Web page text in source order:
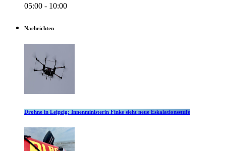
05:00 - 10:00
Nachrichten
Drohne in Leipzig: Innenministerin Finke sieht neue Eskalationsstufe